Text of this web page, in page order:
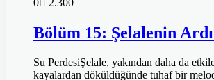
Bölüm 15: Şelalenin
Su PerdesiŞelale, yakından daha da
kayalardan döküldüğünde tuhaf bir